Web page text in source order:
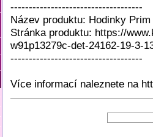
------------------------------------
Název produktu: Hodinky
Stránka produktu: https://
w91p13279c-det-24162-19-3-
------------------------------------
Více informací naleznete na